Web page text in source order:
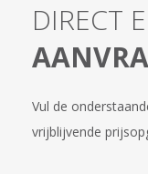
DIRECT
Vul de
vrijblijvende